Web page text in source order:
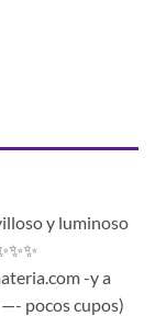
y luminoso
-y a
pocos cupos)